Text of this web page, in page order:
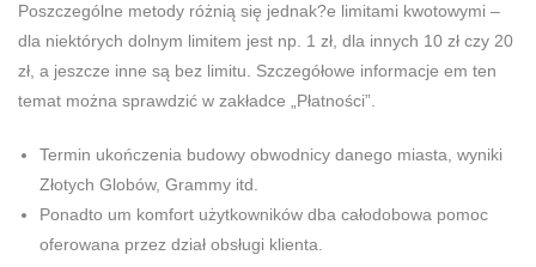
Poszczególne metody różnią się jednak?e limitami kwotowymi –
dla niektórych dolnym limitem jest np. 1 zł, dla innych 10 zł czy 20
zł, a jeszcze inne są bez limitu. Szczegółowe informacje em ten
temat można sprawdzić w zakładce „Płatności”.
Termin ukończenia budowy obwodnicy danego miasta, wyniki
Złotych Globów, Grammy itd.
Ponadto um komfort użytkowników dba całodobowa pomoc
oferowana przez dział obsługi klienta.